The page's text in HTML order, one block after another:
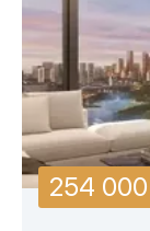
254 000